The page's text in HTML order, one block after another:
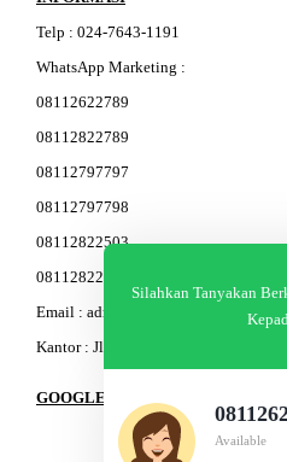
Telp : 024-7643-11 91
WhatsApp Marketing :
08112622789
08112822789
08112797797
08112797798
08112822503
08112822603
Email : admin@am-baja.com
Kantor : Jl. Gatot Subroto 7b Semarang.
GOOGLE MAPS
Silahkan Tanyakan
Available